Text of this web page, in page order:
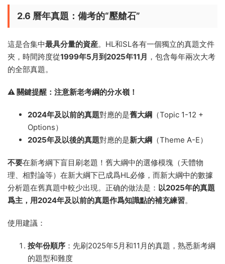
2.6 曆年真題：備考的“壓艙石”
這是合集中最具分量的資産。HL和SL各有一個獨立的真題文件
夾，時間跨度從1999年5月到2025年11月 ，包含每年兩次大考
的全部真題。
⚠️ 關鍵提醒：注意新老考綱的分水嶺！
2024年及以前的真題對應的是舊大綱 （Topic 1-12 +
Options）
2025年及以後的真題對應的是新大綱 （Theme A-E）
不要在新考綱下盲目刷老題！舊大綱中的選修模塊（天體物
理、相對論等）在新大綱下已成爲HL必修，而新大綱中的數據
分析題在舊真題中較少出現。正确的做法是： 以2025年的真題
爲主，用2024年及以前的真題作爲知識點的補充練習。
使用建議：
按年份順序 ：先刷2025年5月和11月的真題，熟悉新考綱
的題型和難度